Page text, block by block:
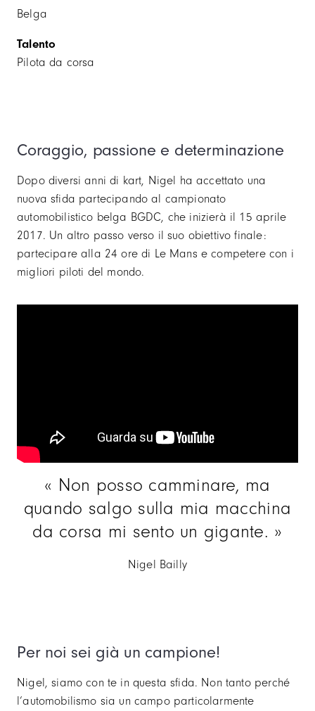
Belga
Talento
Pilota da corsa
Coraggio, passione e determinazione
Dopo diversi anni di kart, Nigel ha accettato una
nuova sfida partecipando al campionato
automobilistico belga BGDC, che inizierà il 15 aprile
2017. Un altro passo verso il suo obiettivo finale:
partecipare alla 24 ore di Le Mans e competere con i
migliori piloti del mondo.
Non posso camminare, ma
quando salgo sulla mia macchina
da corsa mi sento un gigante.
Nigel Bailly
Per noi sei già un campione!
Nigel, siamo con te in questa sfida. Non tanto perché
l’automobilismo sia un campo particolarmente